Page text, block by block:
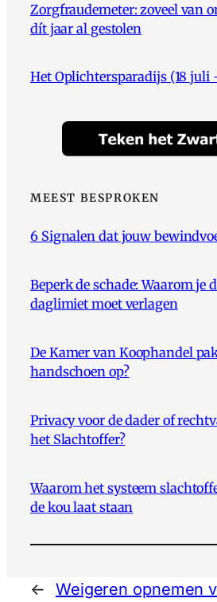
Zorgfraudemeter: zoveel van
dít jaar al gestolen
Het Oplichtersparadijs (18 juli
MEEST BESPROKEN
6 Signalen dat jouw
Beperk de schade: Waarom je
daglimiet moet verlagen
De Kamer van Koophandel
handschoen op?
Privacy voor de dader of
het Slachtoffer?
Waarom het systeem
de kou laat staan
←
Weigeren opnemen